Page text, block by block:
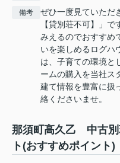
備考
ぜひ一度見ていた
【貸別荘不可】」
みえるのでおすすめ
いを楽しめるログハ
は、子育ての環境と
ームの購入を当社ス
建て情報を豊富に扱
絡くださいませ。
那須町高久乙 中古別
ト(おすすめポイント)